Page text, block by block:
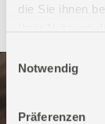
die Sie ihnen
Notwendig
Präferenzen